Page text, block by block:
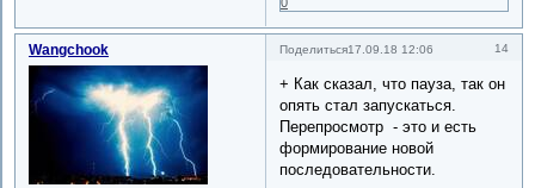
Поделиться 14
17.09.18 12:06
Wangchook
+ Как сказал, что пауза, так он
опять стал запускаться.
Перепросмотр - это и есть
формирование новой
последовательности.